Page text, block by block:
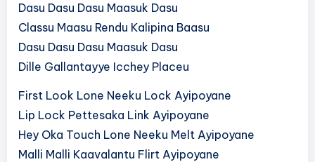
Dasu Dasu Dasu Maasuk Dasu
Classu Maasu Rendu Kalipina Baasu
Dasu Dasu Dasu Maasuk Dasu
Dille Gallantayye Icchey Placeu
First Look Lone Neeku Lock Ayipoyane
Lip Lock Pettesaka Link Ayipoyane
Hey Oka Touch Lone Neeku Melt Ayipoyane
Malli Malli Kaavalantu Flirt Ayipoyane